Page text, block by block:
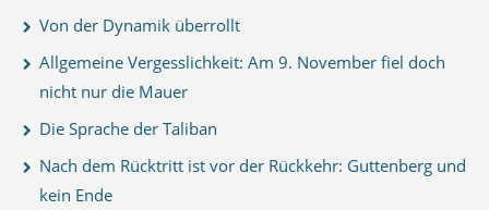
Von der Dynamik überrollt
Allgemeine Vergesslichkeit: Am 9. November fiel doch
nicht nur die Mauer
Die Sprache der Taliban
Nach dem Rücktritt ist vor der Rückkehr: Guttenberg und
kein Ende